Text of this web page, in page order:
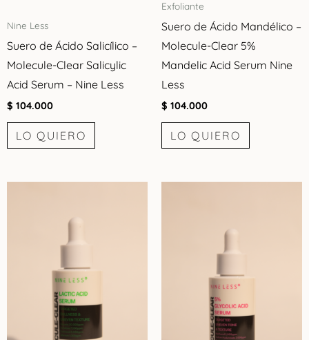
Nine Less
Suero de Ácido Salicílico –
Molecule-Clear Salicylic
Acid Serum – Nine Less
$ 104.000
LO QUIERO
Exfoliante
Suero de Ácido Mandélico –
Molecule-Clear 5%
Mandelic Acid Serum Nine
Less
$ 104.000
LO QUIERO